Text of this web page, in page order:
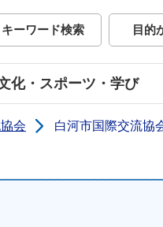
ジ
キーワード検索
目的
化・スポーツ・学び
会 白河市国際交流